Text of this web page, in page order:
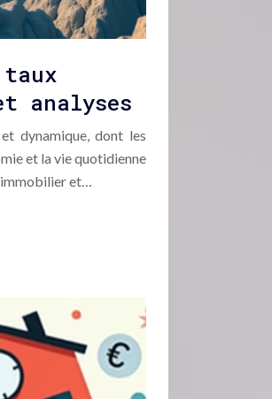
analyses
dynamique, dont les
et la vie quotidienne
immobilier et…